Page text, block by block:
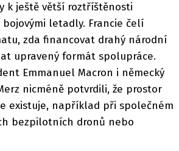
k ještě větší roztříštěnosti
letadly. Francie čelí
zda financovat drahý národní
upravený formát spolupráce.
Emmanuel Macron i německý
nicméně potvrdili, že prostor
existuje, například při společném
bezpilotních dronů nebo